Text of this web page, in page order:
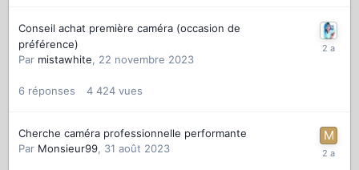
Conseil achat première caméra (occasion de
préférence)
Par mistawhite, 22 novembre 2023
6 réponses 4 424 vues
Cherche caméra professionnelle performante
Par Monsieur99, 31 août 2023